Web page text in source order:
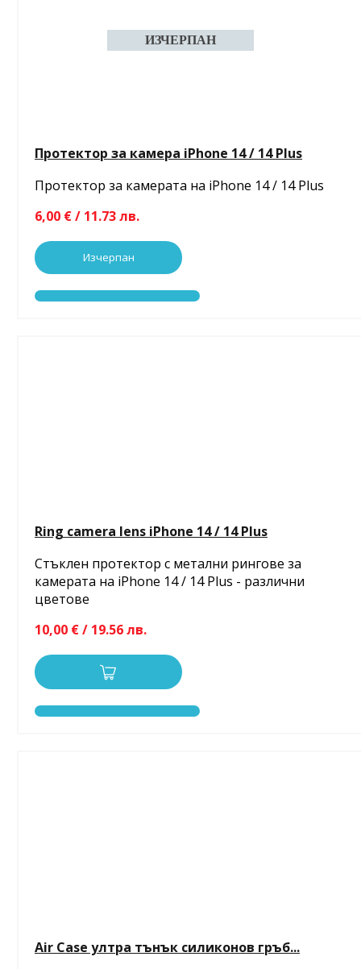
Протектор за камера iPhone 14 / 14 Plus
Протектор за камерата на iPhone 14 / 14 Plus
6,00 € / 11.73 лв.
Изчерпан
Ring camera lens iPhone 14 / 14 Plus
Стъклен протектор с метални рингове за
камерата на iPhone 14 / 14 Plus - различни
цветове
10,00 € / 19.56 лв.
Air Case ултра тънък силиконов гръб...